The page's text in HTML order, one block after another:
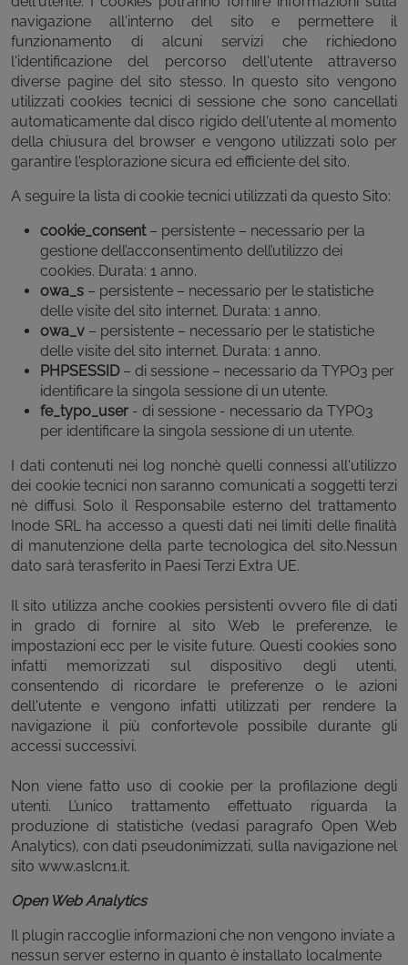
navigazione all'interno del sito e permettere il
funzionamento di alcuni servizi che richiedono
l'identificazione del percorso dell'utente attraverso
diverse pagine del sito stesso. In questo sito vengono
utilizzati cookies tecnici di sessione che sono cancellati
automaticamente dal disco rigido dell'utente al momento
della chiusura del browser e vengono utilizzati solo per
garantire l'esplorazione sicura ed efficiente del sito.
A seguire la lista di cookie tecnici utilizzati da questo Sito:
cookie_consent– persistente – necessario per la
gestione dell’acconsentimento dell’utilizzo dei
cookies. Durata: 1 anno.
owa_s – persistente – necessario per le statistiche
delle visite del sito internet. Durata: 1 anno.
owa_v – persistente – necessario per le statistiche
delle visite del sito internet. Durata: 1 anno.
PHPSESSID– di sessione – necessario da TYPO3 per
identificare la singola sessione di un utente.
fe_typo_user - di sessione - necessario da TYPO3
per identificare la singola sessione di un utente.
I dati contenuti nei log nonchè quelli connessi all'utilizzo
dei cookie tecnici non saranno comunicati a soggetti terzi
nè diffusi. Solo il Responsabile esterno del trattamento
Inode SRL ha accesso a questi dati nei limiti delle finalità
di manutenzione della parte tecnologica del sito.Nessun
dato sarà terasferito in Paesi Terzi Extra UE.
Il sito utilizza anche cookies persistenti ovvero file di dati
in grado di fornire al sito Web le preferenze, le
impostazioni ecc per le visite future. Questi cookies sono
infatti memorizzati sul dispositivo degli utenti,
consentendo di ricordare le preferenze o le azioni
dell'utente e vengono infatti utilizzati per rendere la
navigazione il più confortevole possibile durante gli
accessi successivi.
Non viene fatto uso di cookie per la profilazione degli
utenti. L’unico trattamento effettuato riguarda la
produzione di statistiche (vedasi paragrafo Open Web
Analytics), con dati pseudonimizzati, sulla navigazione nel
sito www.aslcn1.it.
Open Web Analytics
Il plugin raccoglie informazioni che non vengono inviate a
nessun server esterno in quanto è installato localmente